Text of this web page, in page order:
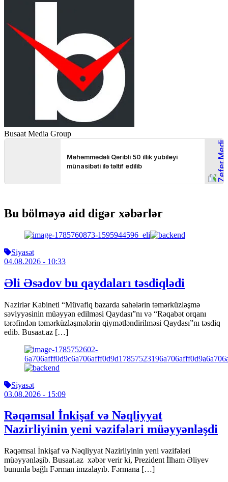
Busaat Media Group
Bu bölməyə aid digər xəbərlər
Siyasət
04.08.2026 - 10:33
Əli Əsədov bu qaydaları təsdiqlədi
Nazirlər Kabineti “Müvafiq bazarda sahələrin təmərküzləşmə
səviyyəsinin müəyyən edilməsi Qaydası”nı və “Rəqabət orqanı
tərəfindən təmərküzləşmələrin qiymətləndirilməsi Qaydası”nı təsdiq
edib. Busaat.az […]
Siyasət
03.08.2026 - 15:09
Rəqəmsal İnkişaf və Nəqliyyat
Nazirliyinin yeni vəzifələri müəyyənləşdi
Rəqəmsal İnkişaf və Nəqliyyat Nazirliyinin yeni vəzifələri
müəyyənləşib. Busaat.az xəbər verir ki, Prezident İlham Əliyev
bununla bağlı Fərman imzalayıb. Fərmana […]